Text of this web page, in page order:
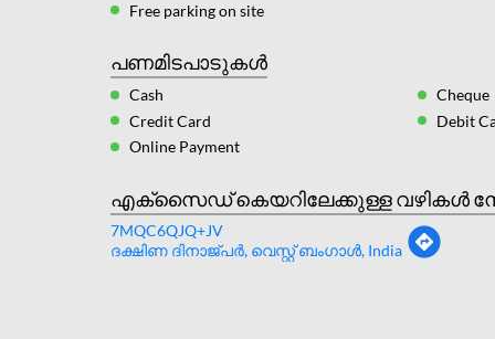
Free parking on site
പണമിടപാടുകൾ
Cash
Cheque
Credit Card
Debit
Online Payment
എക്സൈഡ് കെയറിലേക്കുള്ള വഴികൾ
7MQC6QJQ+JV
ദക്ഷിണ ദിനാജ്പർ, വെസ്റ്റ് ബംഗാള്‍, India